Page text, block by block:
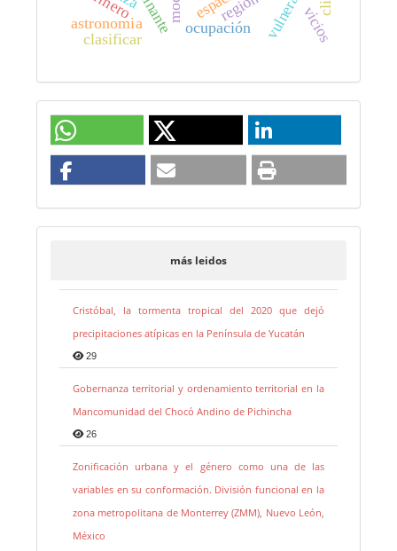
ocupación
astronomia
clasificar vicios
más leidos
Cristóbal, la tormenta tropical del 2020 que dejó
precipitaciones atípicas en la Península de Yucatán
29
Gobernanza territorial y ordenamiento territorial en la
Mancomunidad del Chocó Andino de Pichincha
26
Zonificación urbana y el género como una de las
variables en su conformación. División funcional en la
zona metropolitana de Monterrey (ZMM), Nuevo León,
México